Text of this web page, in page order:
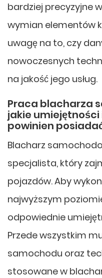
bardziej precyzyjne
wymian elementów
uwagę na to, czy
nowoczesnych
na jakość jego usług.
Praca blacharza
jakie
powinien
Blacharz
specjalista, który
pojazdów. Aby
najwyższym
odpowiednie
Przede wszystkim
samochodu oraz
stosowane w